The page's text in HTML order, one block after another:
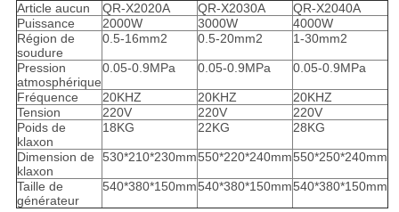
Article aucun QR-X2020A QR-X2030A
QR-X2040A
Puissance
2000W 3000W
4000W
Région de
soudure
0.5-16mm2 0.5-20mm2 1-30mm2
Pression
atmosphérique
0.05-0.9MPa 0.05-0.9MPa 0.05-0.9MPa
Fréquence 20KHZ 20KHZ
20KHZ
Tension
220V 220V
220V
Poids de
klaxon
18KG 22KG 28KG
Dimension de
klaxon
530*210*230mm550*220*240mm550*250*240mm
Taille de
générateur
540*380*150mm540*380*150mm540*380*150mm